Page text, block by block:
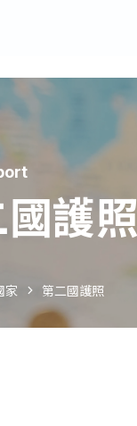
護照
家 第二國護照